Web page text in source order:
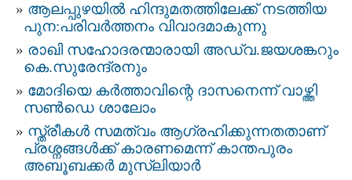
ആലപ്പുഴയില്‍ ഹിന്ദുമതത്തിലേക്ക് നടത്തിയ
പുന:പരിവര്‍ത്തനം വിവാദമാകുന്നു
രാഖി സഹോദരന്മാരായി അഡ്വ.ജയശങ്കറും
കെ.സുരേന്ദ്രനും
മോദിയെ കര്‍ത്താവിന്റെ ദാസനെന്ന് വാഴ്ത്തി
സണ്‍ഡെ ശാലോം
സ്ത്രീകള്‍ സമത്വം ആഗ്രഹിക്കുന്നതതാണ്
പ്രശ്നങ്ങള്‍ക്ക് കാരണമെന്ന് കാന്തപുരം
അബൂബക്കര്‍ മുസ്ലിയാര്‍